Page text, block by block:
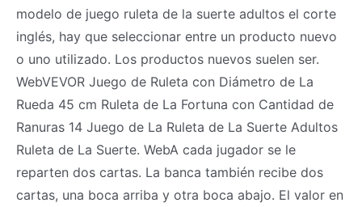
modelo de juego ruleta de la suerte adultos el corte
inglés, hay que seleccionar entre un producto nuevo
o uno utilizado. Los productos nuevos suelen ser.
WebVEVOR Juego de Ruleta con Diámetro de La
Rueda 45 cm Ruleta de La Fortuna con Cantidad de
Ranuras 14 Juego de La Ruleta de La Suerte Adultos
Ruleta de La Suerte. WebA cada jugador se le
reparten dos cartas. La banca también recibe dos
cartas, una boca arriba y otra boca abajo. El valor en